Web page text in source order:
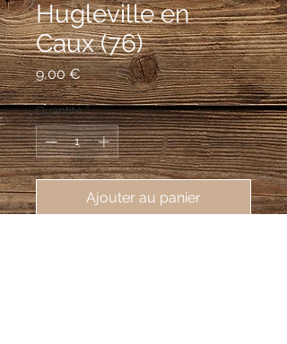
Hugleville en
Caux (76)
9,00 €Prix
Quantité *
Ajouter au panier